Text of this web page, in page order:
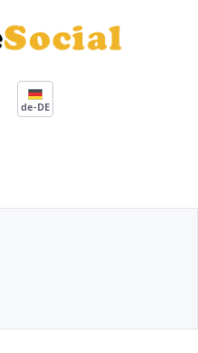
de-DE